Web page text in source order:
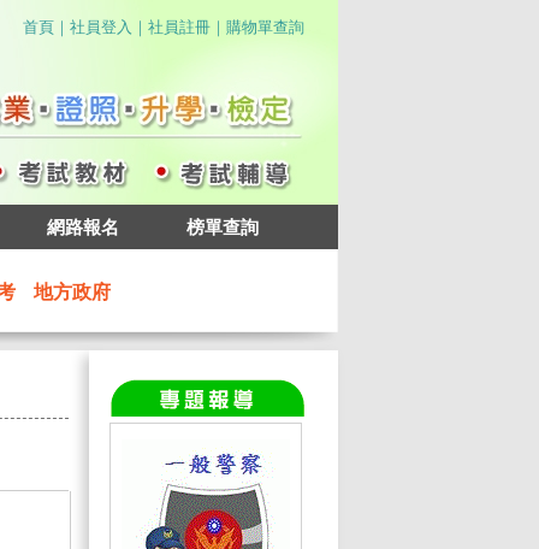
首頁 ｜ 社員登入 ｜ 社員註冊 ｜ 購物單查詢
網路報名 榜單查詢
地方政府